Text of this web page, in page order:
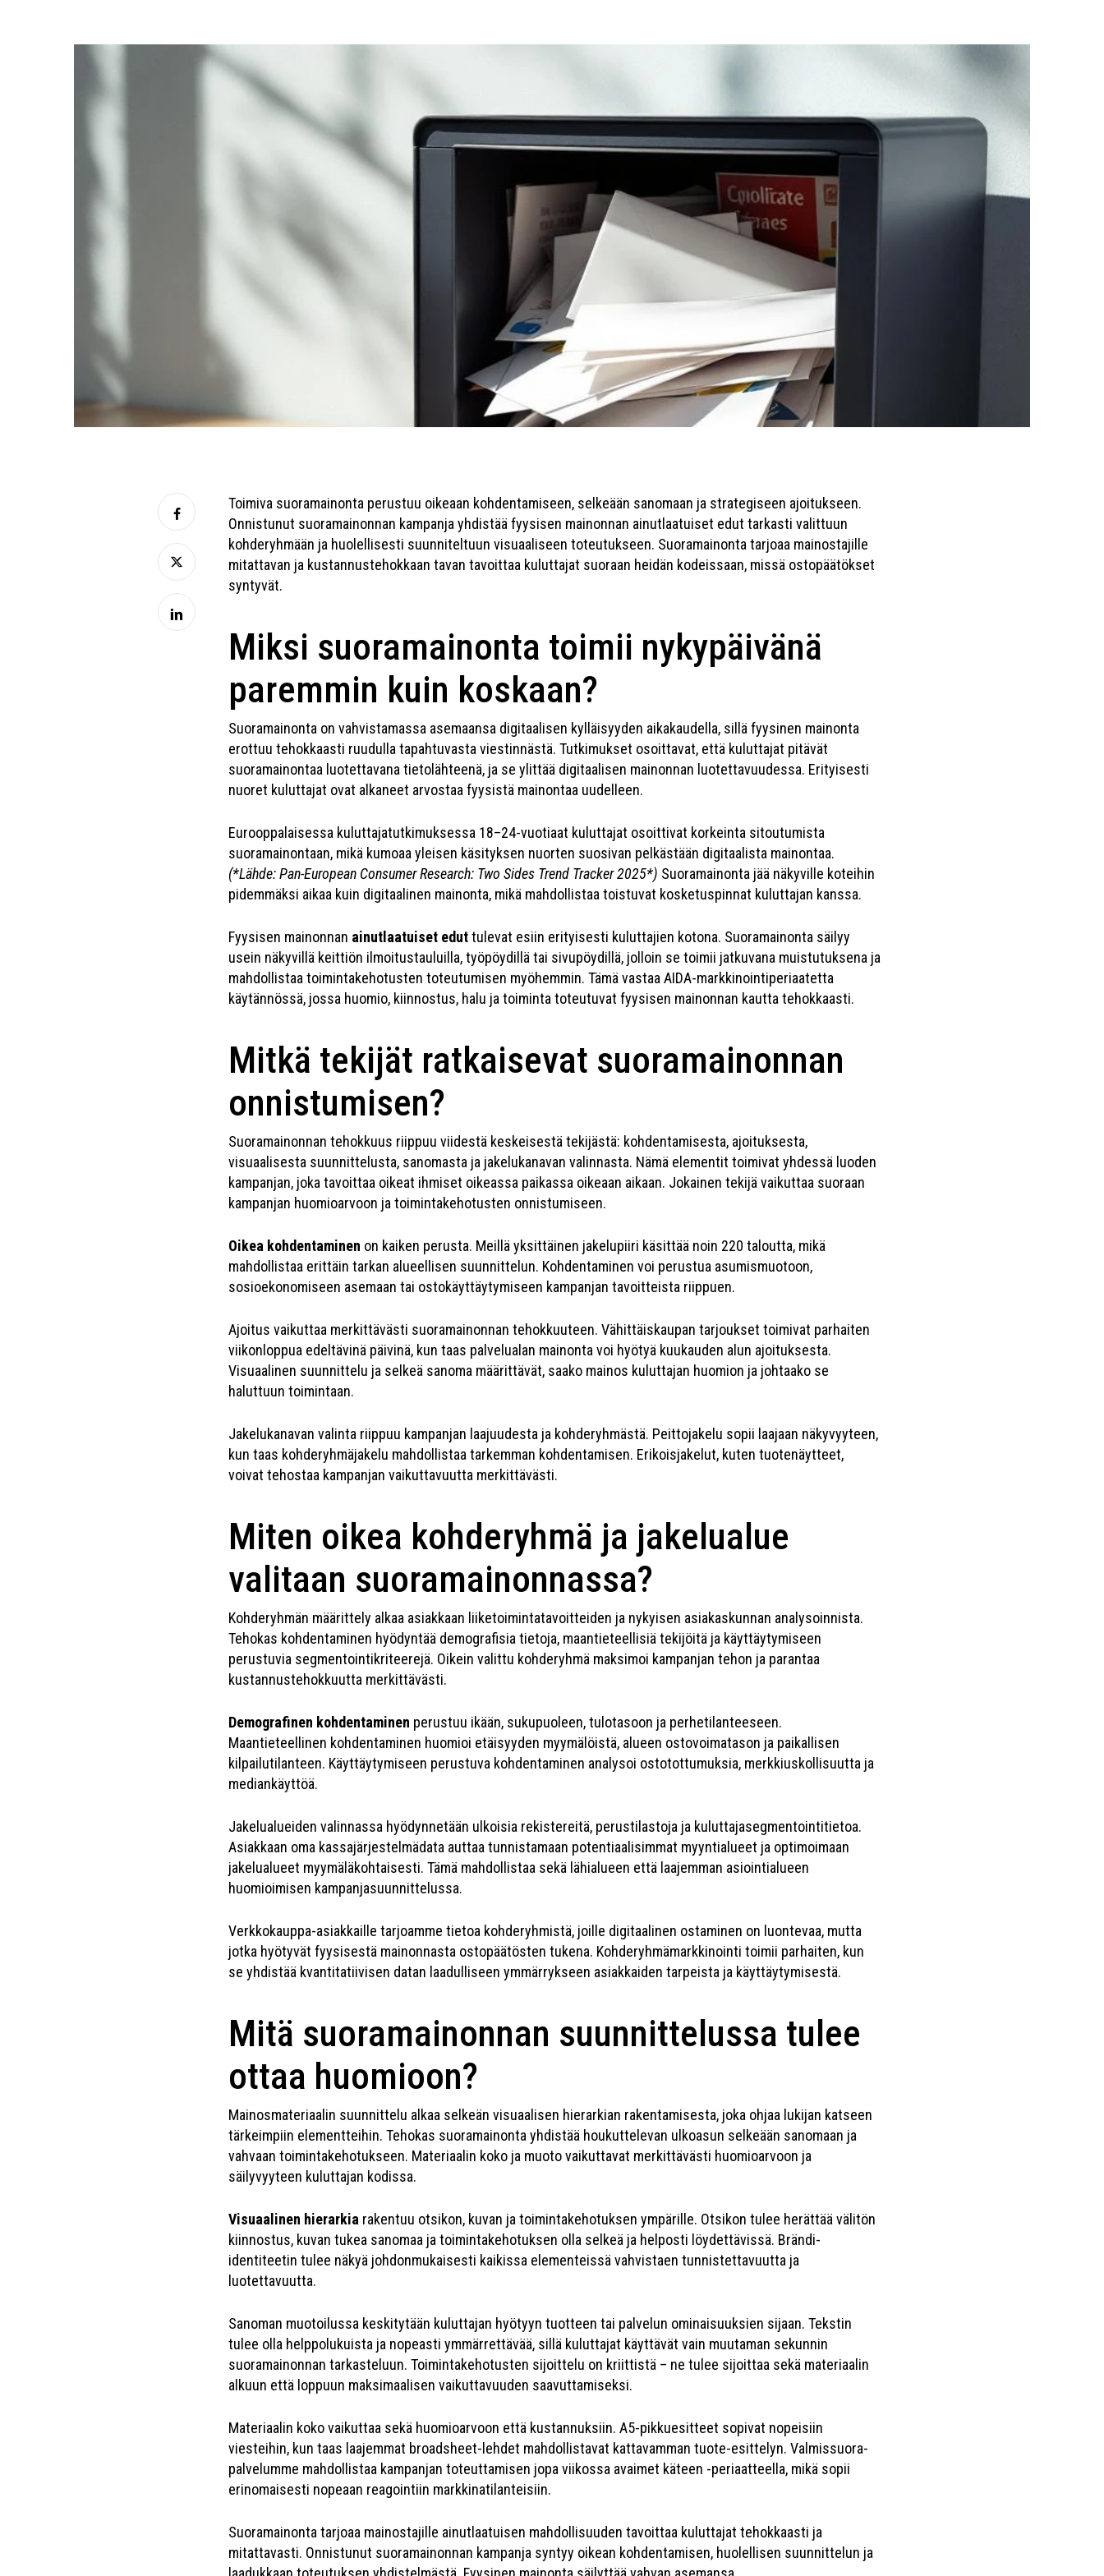
Toimiva suoramainonta perustuu oikeaan kohdentamiseen, selkeään sanomaan ja strategiseen ajoitukseen.
Onnistunut suoramainonnan kampanja yhdistää fyysisen mainonnan ainutlaatuiset edut tarkasti valittuun
kohderyhmään ja huolellisesti suunniteltuun visuaaliseen toteutukseen. Suoramainonta tarjoaa mainostajille
mitattavan ja kustannustehokkaan tavan tavoittaa kuluttajat suoraan heidän kodeissaan, missä ostopäätökset
syntyvät.
Miksi suoramainonta toimii nykypäivänä
paremmin kuin koskaan?
Suoramainonta on vahvistamassa asemaansa digitaalisen kylläisyyden aikakaudella, sillä fyysinen mainonta
erottuu tehokkaasti ruudulla tapahtuvasta viestinnästä. Tutkimukset osoittavat, että kuluttajat pitävät
suoramainontaa luotettavana tietolähteenä, ja se ylittää digitaalisen mainonnan luotettavuudessa. Erityisesti
nuoret kuluttajat ovat alkaneet arvostaa fyysistä mainontaa uudelleen.
Eurooppalaisessa kuluttajatutkimuksessa 18–24-vuotiaat kuluttajat osoittivat korkeinta sitoutumista
suoramainontaan, mikä kumoaa yleisen käsityksen nuorten suosivan pelkästään digitaalista mainontaa.
(*Lähde: Pan-European Consumer Research: Two Sides Trend Tracker 2025*) Suoramainonta jää näkyville koteihin
pidemmäksi aikaa kuin digitaalinen mainonta, mikä mahdollistaa toistuvat kosketuspinnat kuluttajan kanssa.
Fyysisen mainonnan ainutlaatuiset eduttulevat esiin erityisesti kuluttajien kotona. Suoramainonta säilyy
usein näkyvillä keittiön ilmoitustauluilla, työpöydillä tai sivupöydillä, jolloin se toimii jatkuvana muistutuksena ja
mahdollistaa toimintakehotusten toteutumisen myöhemmin. Tämä vastaa AIDA-markkinointiperiaatetta
käytännössä, jossa huomio, kiinnostus, halu ja toiminta toteutuvat fyysisen mainonnan kautta tehokkaasti.
Mitkä tekijät ratkaisevat suoramainonnan
onnistumisen?
Suoramainonnan tehokkuus riippuu viidestä keskeisestä tekijästä: kohdentamisesta, ajoituksesta,
visuaalisesta suunnittelusta, sanomasta ja jakelukanavan valinnasta. Nämä elementit toimivat yhdessä luoden
kampanjan, joka tavoittaa oikeat ihmiset oikeassa paikassa oikeaan aikaan. Jokainen tekijä vaikuttaa suoraan
kampanjan huomioarvoon ja toimintakehotusten onnistumiseen.
Oikea kohdentaminen on kaiken perusta. Meillä yksittäinen jakelupiiri käsittää noin 220 taloutta, mikä
mahdollistaa erittäin tarkan alueellisen suunnittelun. Kohdentaminen voi perustua asumismuotoon,
sosioekonomiseen asemaan tai ostokäyttäytymiseen kampanjan tavoitteista riippuen.
Ajoitus vaikuttaa merkittävästi suoramainonnan tehokkuuteen. Vähittäiskaupan tarjoukset toimivat parhaiten
viikonloppua edeltävinä päivinä, kun taas palvelualan mainonta voi hyötyä kuukauden alun ajoituksesta.
Visuaalinen suunnittelu ja selkeä sanoma määrittävät, saako mainos kuluttajan huomion ja johtaako se
haluttuun toimintaan.
Jakelukanavan valinta riippuu kampanjan laajuudesta ja kohderyhmästä. Peittojakelu sopii laajaan näkyvyyteen,
kun taas kohderyhmäjakelu mahdollistaa tarkemman kohdentamisen. Erikoisjakelut, kuten tuotenäytteet,
voivat tehostaa kampanjan vaikuttavuutta merkittävästi.
Miten oikea kohderyhmä ja jakelualue
valitaan suoramainonnassa?
Kohderyhmän määrittely alkaa asiakkaan liiketoimintatavoitteiden ja nykyisen asiakaskunnan analysoinnista.
Tehokas kohdentaminen hyödyntää demografisia tietoja, maantieteellisiä tekijöitä ja käyttäytymiseen
perustuvia segmentointikriteerejä. Oikein valittu kohderyhmä maksimoi kampanjan tehon ja parantaa
kustannustehokkuutta merkittävästi.
Demografinen kohdentaminen perustuu ikään, sukupuoleen, tulotasoon ja perhetilanteeseen.
Maantieteellinen kohdentaminen huomioi etäisyyden myymälöistä, alueen ostovoimatason ja paikallisen
kilpailutilanteen. Käyttäytymiseen perustuva kohdentaminen analysoi ostotottumuksia, merkkiuskollisuutta ja
mediankäyttöä.
Jakelualueiden valinnassa hyödynnetään ulkoisia rekistereitä, perustilastoja ja kuluttajasegmentointitietoa.
Asiakkaan oma kassajärjestelmädata auttaa tunnistamaan potentiaalisimmat myyntialueet ja optimoimaan
jakelualueet myymäläkohtaisesti. Tämä mahdollistaa sekä lähialueen että laajemman asiointialueen
huomioimisen kampanjasuunnittelussa.
Verkkokauppa-asiakkaille tarjoamme tietoa kohderyhmistä, joille digitaalinen ostaminen on luontevaa, mutta
jotka hyötyvät fyysisestä mainonnasta ostopäätösten tukena. Kohderyhmämarkkinointi toimii parhaiten, kun
se yhdistää kvantitatiivisen datan laadulliseen ymmärrykseen asiakkaiden tarpeista ja käyttäytymisestä.
Mitä suoramainonnan suunnittelussa tulee
ottaa huomioon?
Mainosmateriaalin suunnittelu alkaa selkeän visuaalisen hierarkian rakentamisesta, joka ohjaa lukijan katseen
tärkeimpiin elementteihin. Tehokas suoramainonta yhdistää houkuttelevan ulkoasun selkeään sanomaan ja
vahvaan toimintakehotukseen. Materiaalin koko ja muoto vaikuttavat merkittävästi huomioarvoon ja
säilyvyyteen kuluttajan kodissa.
Visuaalinen hierarkia rakentuu otsikon, kuvan ja toimintakehotuksen ympärille. Otsikon tulee herättää välitön
kiinnostus, kuvan tukea sanomaa ja toimintakehotuksen olla selkeä ja helposti löydettävissä. Brändi-
identiteetin tulee näkyä johdonmukaisesti kaikissa elementeissä vahvistaen tunnistettavuutta ja
luotettavuutta.
Sanoman muotoilussa keskitytään kuluttajan hyötyyn tuotteen tai palvelun ominaisuuksien sijaan. Tekstin
tulee olla helppolukuista ja nopeasti ymmärrettävää, sillä kuluttajat käyttävät vain muutaman sekunnin
suoramainonnan tarkasteluun. Toimintakehotusten sijoittelu on kriittistä – ne tulee sijoittaa sekä materiaalin
alkuun että loppuun maksimaalisen vaikuttavuuden saavuttamiseksi.
Materiaalin koko vaikuttaa sekä huomioarvoon että kustannuksiin. A5-pikkuesitteet sopivat nopeisiin
viesteihin, kun taas laajemmat broadsheet-lehdet mahdollistavat kattavamman tuote-esittelyn. Valmissuora-
palvelumme mahdollistaa kampanjan toteuttamisen jopa viikossa avaimet käteen -periaatteella, mikä sopii
erinomaisesti nopeaan reagointiin markkinatilanteisiin.
Suoramainonta tarjoaa mainostajille ainutlaatuisen mahdollisuuden tavoittaa kuluttajat tehokkaasti ja
mitattavasti. Onnistunut suoramainonnan kampanja syntyy oikean kohdentamisen, huolellisen suunnittelun ja